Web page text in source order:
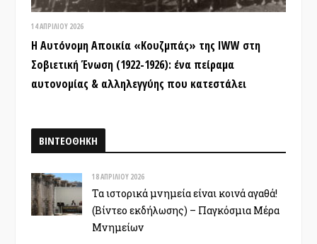
14 ΑΠΡΙΛΊΟΥ 2026
Η Αυτόνομη Αποικία «Κουζμπάς» της IWW στη
Σοβιετική Ένωση (1922-1926): ένα πείραμα
αυτονομίας & αλληλεγγύης που κατεστάλει
ΒΙΝΤΕΟΘΗΚΗ
18 ΑΠΡΙΛΊΟΥ 2026
Τα ιστορικά μνημεία είναι κοινά αγαθά!
(Βίντεο εκδήλωσης) – Παγκόσμια Μέρα
Μνημείων